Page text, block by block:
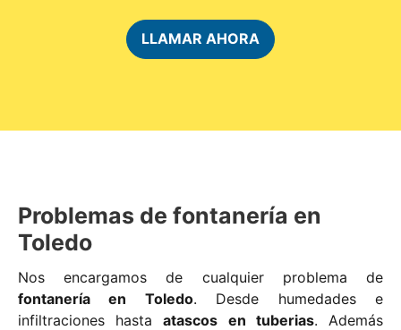
LLAMAR AHORA
Problemas de fontanería en
Toledo
Nos encargamos de cualquier problema de
fontanería en Toledo. Desde humedades e
infiltraciones hastaatascos en tuberias. Además